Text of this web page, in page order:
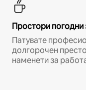
Простори погодни
Патувате
долгорочен
наменети за